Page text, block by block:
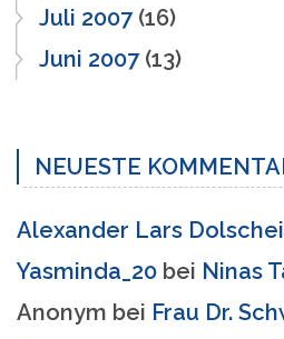
Juli 2007(16)
Juni 2007(13)
NEUESTE
Alexander Lars
Yasminda_20 bei Ninas
Anonym bei Frau Dr.